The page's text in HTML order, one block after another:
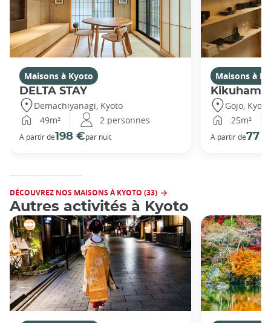
Maisons à Kyoto
DELTA STAY
Demachiyanagi, Kyoto
49m²
2 personnes
A partir de198 €par nuit
Maisons à
Kikuhama
Gojo, Kyoto
25m²
A partir de77 €
DÉCOUVREZ NOS MAISONS À KYOTO (33)
Autres activités à Kyoto